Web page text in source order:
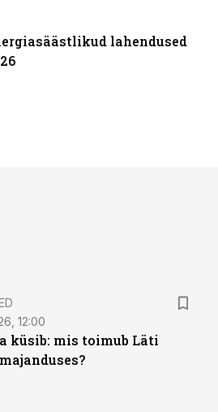
lahendused
12:00
küsib: mis toimub Läti